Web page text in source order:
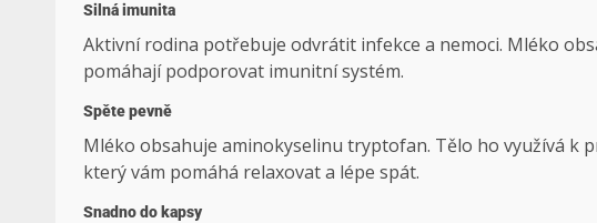
Silná imunita
Aktivní rodina potřebuje odvrátit infekce a nemoci. Mléko
pomáhají podporovat imunitní systém.
Spěte pevně
Mléko obsahuje aminokyselinu tryptofan. Tělo ho využívá k
který vám pomáhá relaxovat a lépe spát.
Snadno do kapsy